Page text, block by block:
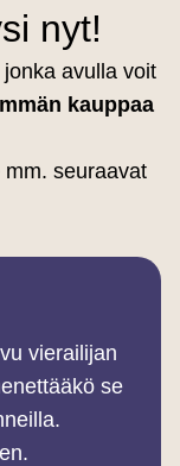
nyt!
avulla voit
kauppaa
seuraavat
vierailijan
se